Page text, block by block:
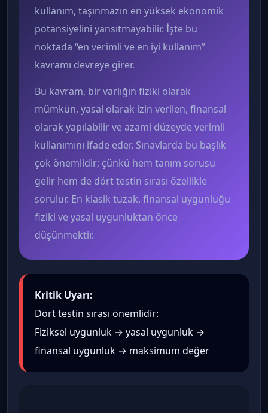
kullanım, taşınmazın en yüksek ekonomik
potansiyelini yansıtmayabilir. İşte bu
noktada “en verimli ve en iyi kullanım”
kavramı devreye girer.
Bu kavram, bir varlığın fiziki olarak
mümkün, yasal olarak izin verilen, finansal
olarak yapılabilir ve azami düzeyde verimli
kullanımını ifade eder. Sınavlarda bu başlık
çok önemlidir; çünkü hem tanım sorusu
gelir hem de dört testin sırası özellikle
sorulur. En klasik tuzak, finansal uygunluğu
fiziki ve yasal uygunluktan önce
düşünmektir.
Kritik Uyarı:
Dört testin sırası önemlidir:
Fiziksel uygunluk → yasal uygunluk →
finansal uygunluk → maksimum değer